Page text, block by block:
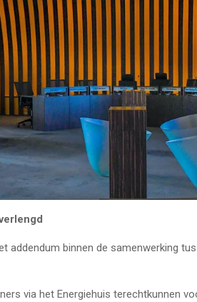
addendum binnen de samenwerking
via het Energiehuis terechtkunnen